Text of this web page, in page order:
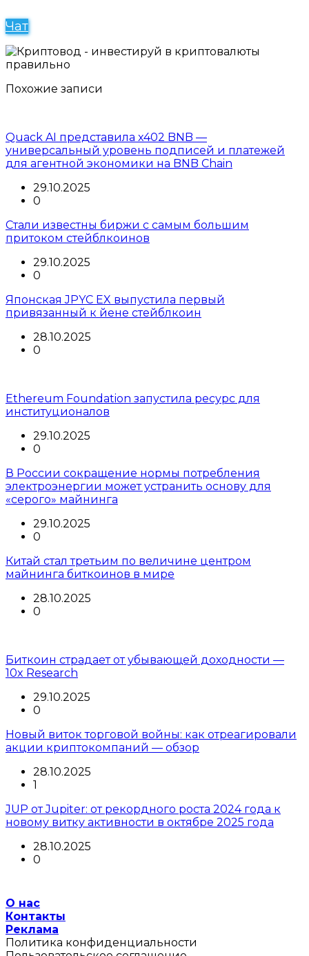
Чат
Похожие записи
Quack AI представила x402 BNB —
универсальный уровень подписей и платежей
для агентной экономики на BNB Chain
29.10.2025
0
Стали известны биржи с самым большим
притоком стейблкоинов
29.10.2025
0
Японская JPYC EX выпустила первый
привязанный к йене стейблкоин
28.10.2025
0
Ethereum Foundation запустила ресурс для
институционалов
29.10.2025
0
В России сокращение нормы потребления
электроэнергии может устранить основу для
«серого» майнинга
29.10.2025
0
Китай стал третьим по величине центром
майнинга биткоинов в мире
28.10.2025
0
Биткоин страдает от убывающей доходности —
10x Research
29.10.2025
0
Новый виток торговой войны: как отреагировали
акции криптокомпаний — обзор
28.10.2025
1
JUP от Jupiter: от рекордного роста 2024 года к
новому витку активности в октябре 2025 года
28.10.2025
0
О нас
Контакты
Реклама
Политика конфиденциальности